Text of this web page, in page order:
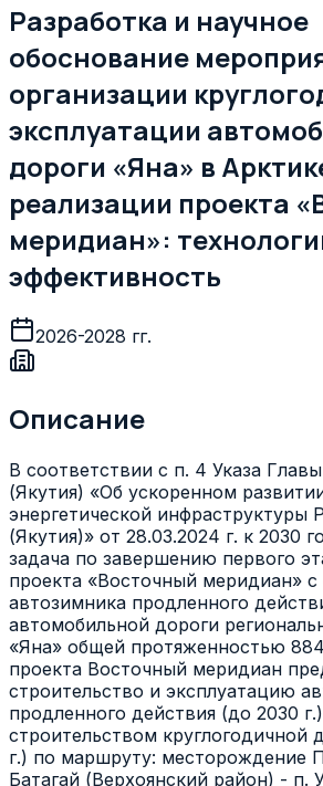
Разработка и научное
обоснование
организации
эксплуатации
дороги «Яна» в
реализации проекта
меридиан»:
эффективность
2026-2028 гг.
Описание
В соответствии с п. 4 Указа
(Якутия) «Об ускоренном
энергетической инфраструктуры
(Якутия)» от 28.03.2024 г. к 2030
задача по завершению первого
проекта «Восточный меридиан»
автозимника продленного
автомобильной дороги
«Яна» общей протяженностью
проекта Восточный меридиан
строительство и эксплуатацию
продленного действия (до 2030
строительством круглогодичной
г.) по маршруту: месторождение
Батагай (Верхоянский район) - п.